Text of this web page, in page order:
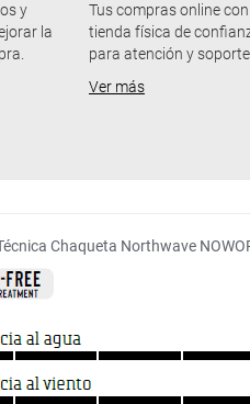
y
la
Tus compras online
tienda física de
para atención y soporte.
Ver más
Chaqueta Northwave